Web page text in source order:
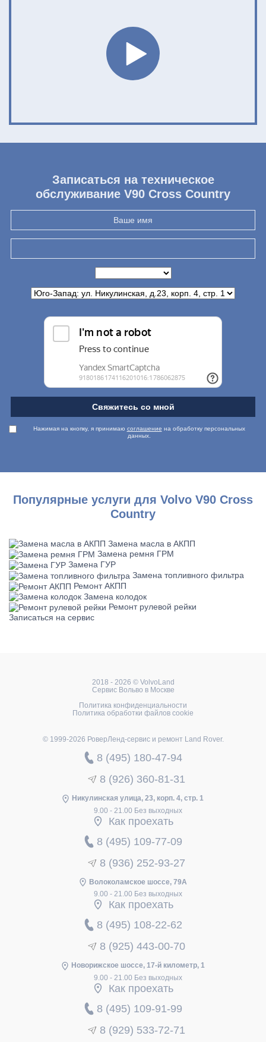
Записаться на техническое
обслуживание V90 Cross Country
Свяжитесь со мной
Нажимая на кнопку, я принимаю соглашение на обработку персональных
данных.
Популярные услуги для Volvo V90 Cross
Country
Замена масла в АКПП
Замена ремня ГРМ
Замена ГУР
Замена топливного фильтра
Ремонт АКПП
Замена колодок
Ремонт рулевой рейки
Записаться на сервис
2018 - 2026 © VolvoLand
Сервис Вольво в Москве
Политика конфиденциальности
Политика обработки файлов cookie
© 1999-2026 РоверЛенд-сервис и ремонт Land Rover.
8 (495) 180-47-94
8 (926) 360-81-31
Никулинская улица, 23, корп. 4, стр. 1
9.00 - 21.00 Без выходных
Как проехать
8 (495) 109-77-09
8 (936) 252-93-27
Волоколамское шоссе, 79А
9.00 - 21.00 Без выходных
Как проехать
8 (495) 108-22-62
8 (925) 443-00-70
Новорижское шоссе, 17-й километр, 1
9.00 - 21.00 Без выходных
Как проехать
8 (495) 109-91-99
8 (929) 533-72-71